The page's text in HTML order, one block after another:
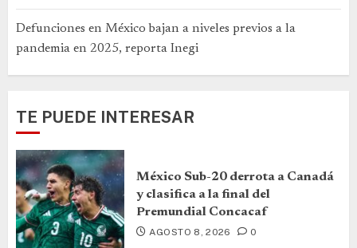
Defunciones en México bajan a niveles previos a la
pandemia en 2025, reporta Inegi
TE PUEDE INTERESAR
México Sub-20 derrota a Canadá
y clasifica a la final del
Premundial Concacaf
AGOSTO 8, 2026 0